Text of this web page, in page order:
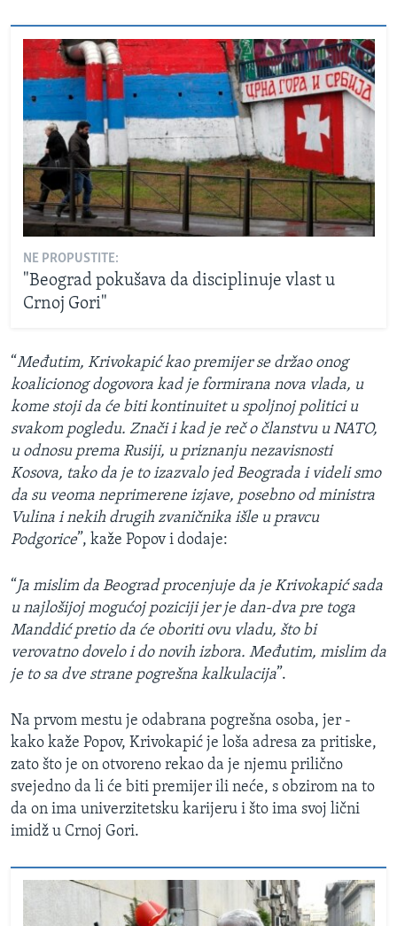
NE PROPUSTITE:
"Beograd pokušava da disciplinuje vlast u
Crnoj Gori"
“Međutim, Krivokapić kao premijer se držao onog
koalicionog dogovora kad je formirana nova vlada, u
kome stoji da će biti kontinuitet u spoljnoj politici u
svakom pogledu. Znači i kad je reč o članstvu u NATO,
u odnosu prema Rusiji, u priznanju nezavisnosti
Kosova, tako da je to izazvalo jed Beograda i videli smo
da su veoma neprimerene izjave, posebno od ministra
Vulina i nekih drugih zvaničnika išle u pravcu
Podgorice”, kaže Popov i dodaje:
“Ja mislim da Beograd procenjuje da je Krivokapić sada
u najlošijoj mogućoj poziciji jer je dan-dva pre toga
Manddić pretio da će oboriti ovu vladu, što bi
verovatno dovelo i do novih izbora. Međutim, mislim da
je to sa dve strane pogrešna kalkulacija”.
Na prvom mestu je odabrana pogrešna osoba, jer -
kako kaže Popov, Krivokapić je loša adresa za pritiske,
zato što je on otvoreno rekao da je njemu prilično
svejedno da li će biti premijer ili neće, s obzirom na to
da on ima univerzitetsku karijeru i što ima svoj lični
imidž u Crnoj Gori.